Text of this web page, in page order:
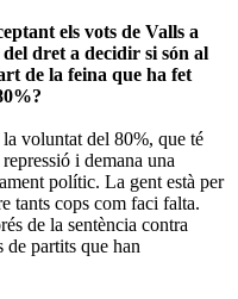
els vots de Valls a
dret a decidir si són al
de la feina que ha fet
voluntat del 80%, que té
i demana una
polític. La gent està per
tants cops com faci falta.
de la sentència contra
de partits que han